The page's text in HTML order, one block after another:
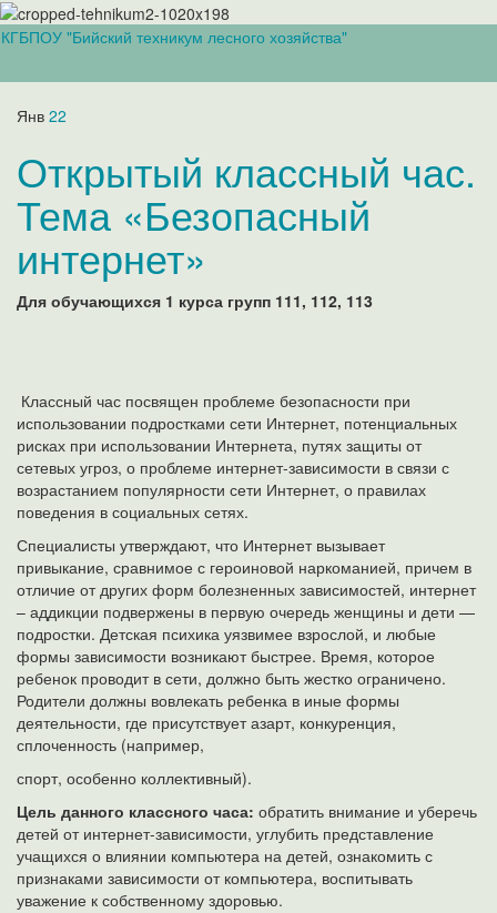
выкл
КГБПОУ "Бийский техникум лесного хозяйства"
Янв 22
Открытый классный час.
Тема «Безопасный
интернет»
Для обучающихся 1 курса групп 111, 112, 113
Классный час посвящен проблеме безопасности при
использовании подростками сети Интернет, потенциальных
рисках при использовании Интернета, путях защиты от
сетевых угроз, о проблеме интернет-зависимости в связи с
возрастанием популярности сети Интернет, о правилах
поведения в социальных сетях.
Специалисты утверждают, что Интернет вызывает
привыкание, сравнимое с героиновой наркоманией, причем в
отличие от других форм болезненных зависимостей, интернет
– аддикции подвержены в первую очередь женщины и дети —
подростки. Детская психика уязвимее взрослой, и любые
формы зависимости возникают быстрее. Время, которое
ребенок проводит в сети, должно быть жестко ограничено.
Родители должны вовлекать ребенка в иные формы
деятельности, где присутствует азарт, конкуренция,
сплоченность (например,
спорт, особенно коллективный).
Цель данного классного часа: обратить внимание и уберечь
детей от интернет-зависимости, углубить представление
учащихся о влиянии компьютера на детей, ознакомить с
признаками зависимости от компьютера, воспитывать
уважение к собственному здоровью.